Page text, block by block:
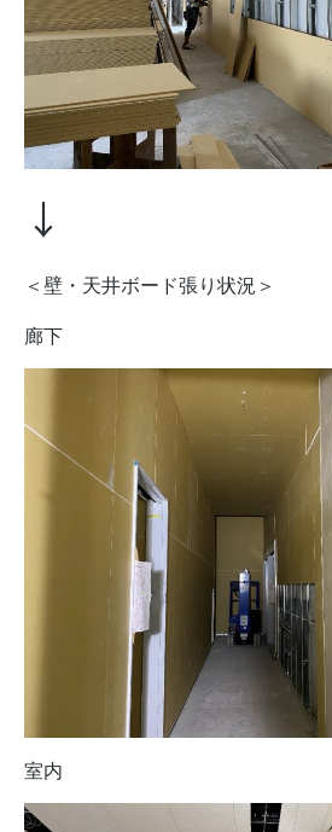
↓
＜壁・天井ボード張り状況＞
廊下
室内